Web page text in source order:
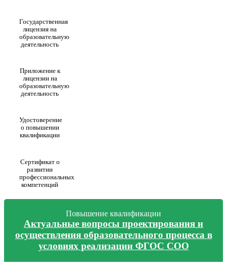
Государственная
лицензия на
образовательную
деятельность
Приложение к
лицензии на
образовательную
деятельность
Удостоверение
о повышении
квалификации
Сертификат о
развитии
профессиональных
компетенций
Повышение квалификации
Актуальные вопросы проектирования и
осуществления образовательного процесса в
условиях реализации ФГОС СОО